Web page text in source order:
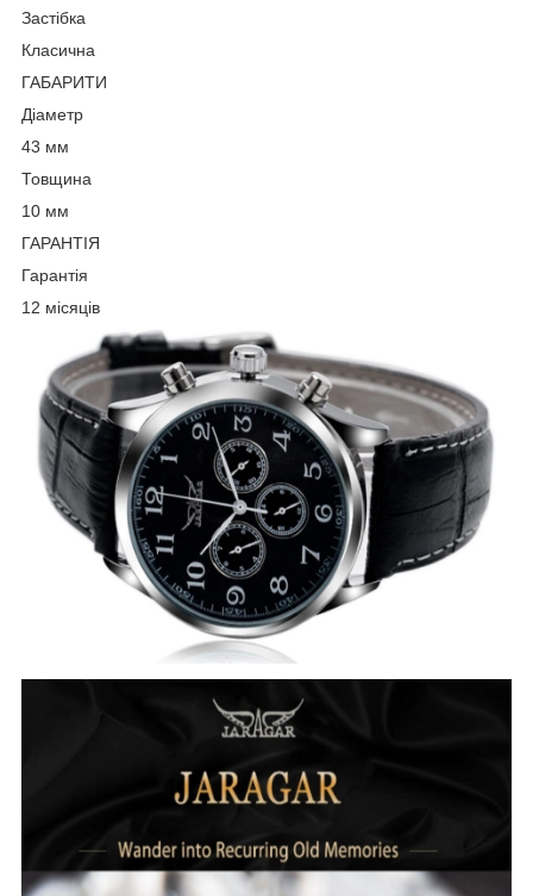
Застібка
Класична
ГАБАРИТИ
Діаметр
43 мм
Товщина
10 мм
ГАРАНТІЯ
Гарантія
12 місяців